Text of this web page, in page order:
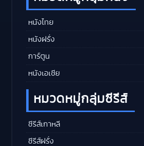
หนังไทย
หนังฝรั่ง
การ์ตูน
หนังเอเชีย
หมวดหมู่กลุ่มซีรีส์
ซีรีส์เกาหลี
ซีรีส์ฝรั่ง